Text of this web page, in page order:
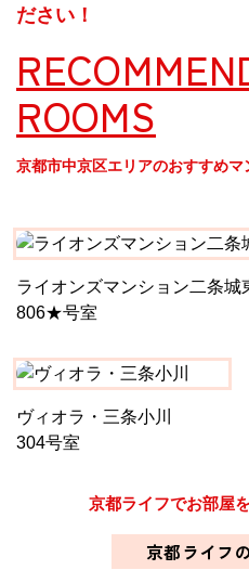
ださい！
ROOMS
京都市中京区エリアのおすすめマ
ライオンズマンション二条城
806★号室
ヴィオラ・三条小川
304号室
京都ライフでお部屋
京都ライフ